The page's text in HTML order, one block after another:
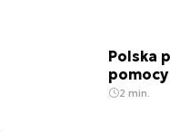
Polska
2 min.